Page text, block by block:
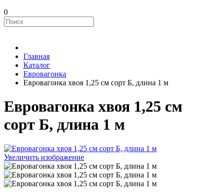
0
Главная
Каталог
Евровагонка
Евровагонка хвоя 1,25 см сорт Б, длина 1 м
Евровагонка хвоя 1,25 см
сорт Б, длина 1 м
Увеличить изображение